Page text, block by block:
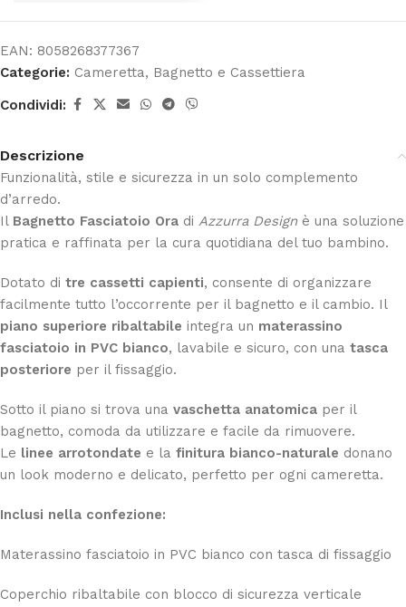
EAN: 8058268377367
Categorie: Cameretta, Bagnetto e Cassettiera
Condividi:
Descrizione
Funzionalità, stile e sicurezza in un solo complemento
d’arredo.
Il Bagnetto Fasciatoio Ora di Azzurra Designè una soluzione
pratica e raffinata per la cura quotidiana del tuo bambino.
Dotato di tre cassetti capienti, consente di organizzare
facilmente tutto l’occorrente per il bagnetto e il cambio. Il
piano superiore ribaltabile integra un materassino
fasciatoio in PVC bianco, lavabile e sicuro, con una tasca
posteriore per il fissaggio.
Sotto il piano si trova una vaschetta anatomica per il
bagnetto, comoda da utilizzare e facile da rimuovere.
Le linee arrotondate e la finitura bianco-naturale donano
un look moderno e delicato, perfetto per ogni cameretta.
Inclusi nella confezione:
Materassino fasciatoio in PVC bianco con tasca di fissaggio
Coperchio ribaltabile con blocco di sicurezza verticale